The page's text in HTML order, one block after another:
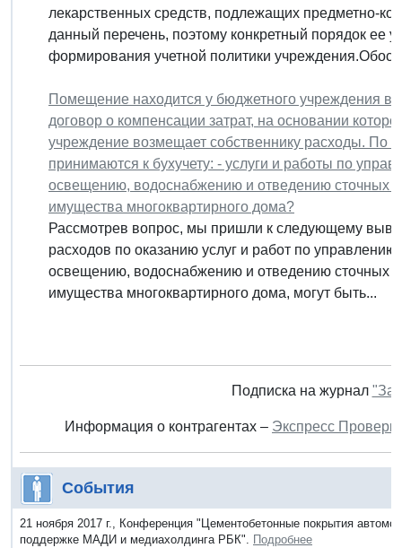
лекарственных средств, подлежащих предметно-
данный перечень, поэтому конкретный порядок ее
формирования учетной политики
Помещение находится у бюджетного учреждения в
договор о компенсации затрат, на основании
учреждение возмещает собственнику расходы.
принимаются к бухучету: - услуги и работы по
освещению, водоснабжению и отведению сточных
имущества многоквартирного дома?
Рассмотрев вопрос, мы пришли к следующему
расходов по оказанию услуг и работ по
освещению, водоснабжению и отведению сточных
имущества многоквартирного дома, могут быть...
Подписка на журнал
Информация о контрагентах – Экспресс
События
21 ноября 2017 г., Конференция "Цементобетонные покрытия
поддержке МАДИ и медиахолдинга РБК". Подробнее